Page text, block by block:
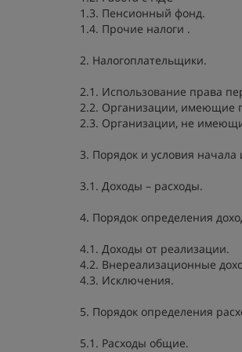
1.3. Пенсионный фонд.
1.4. Прочие налоги .
2. Налогоплательщики.
2.1. Использование права
2.2. Организации, имеющие
2.3. Организации, не
3. Порядок и условия
3.1. Доходы – расходы.
4. Порядок определения
4.1. Доходы от реализации.
4.2. Внереализационные
4.3. Исключения.
5. Порядок определения
5.1. Расходы общие.